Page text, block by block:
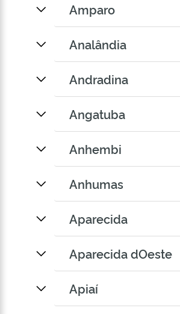
Amparo
Analândia
Andradina
Angatuba
Anhembi
Anhumas
Aparecida
Aparecida dOeste
Apiaí